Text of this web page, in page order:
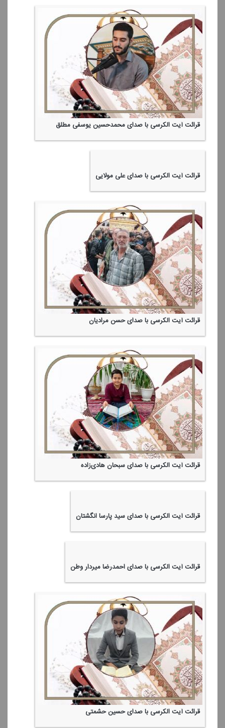
قرائت آیت الكرسی با صدای محمدحسین یوسفی مطلق
قرائت آیت الكرسی با صدای علی مولایی
قرائت آیت الكرسی با صدای حسن مرادیان
قرائت آیت الكرسی با صدای سبحان هادی‌زاده
قرائت آیت الكرسی با صدای سید پارسا انگشتان
قرائت آیت الكرسی با صدای احمدرضا میردار وطن
قرائت آیت الكرسی با صدای حسین حشمتی